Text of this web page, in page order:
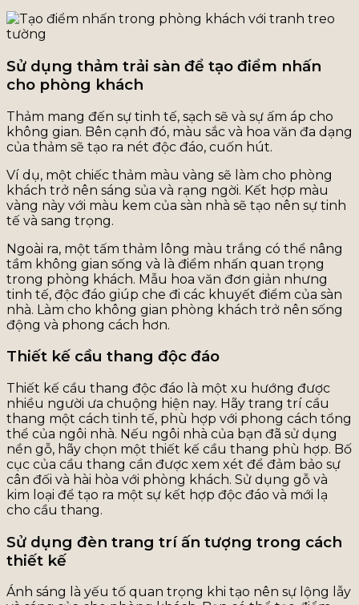
Sử dụng thảm trải sàn để tạo điểm nhấn
cho phòng khách
Thảm mang đến sự tinh tế, sạch sẽ và sự ấm áp cho
không gian. Bên cạnh đó, màu sắc và hoa văn đa dạng
của thảm sẽ tạo ra nét độc đáo, cuốn hút.
Ví dụ, một chiếc thảm màu vàng sẽ làm cho phòng
khách trở nên sáng sủa và rạng ngời. Kết hợp màu
vàng này với màu kem của sàn nhà sẽ tạo nên sự tinh
tế và sang trọng.
Ngoài ra, một tấm thảm lông màu trắng có thể nâng
tầm không gian sống và là điểm nhấn quan trọng
trong phòng khách. Mẫu hoa văn đơn giản nhưng
tinh tế, độc đáo giúp che đi các khuyết điểm của sàn
nhà. Làm cho không gian phòng khách trở nên sống
động và phong cách hơn.
Thiết kế cầu thang độc đáo
Thiết kế cầu thang độc đáo là một xu hướng được
nhiều người ưa chuộng hiện nay. Hãy trang trí cầu
thang một cách tinh tế, phù hợp với phong cách tổng
thể của ngôi nhà. Nếu ngôi nhà của bạn đã sử dụng
nền gỗ, hãy chọn một thiết kế cầu thang phù hợp. Bố
cục của cầu thang cần được xem xét để đảm bảo sự
cân đối và hài hòa với phòng khách. Sử dụng gỗ và
kim loại để tạo ra một sự kết hợp độc đáo và mới lạ
cho cầu thang.
Sử dụng đèn trang trí ấn tượng trong cách
thiết kế
Ánh sáng là yếu tố quan trọng khi tạo nên sự lộng lẫy